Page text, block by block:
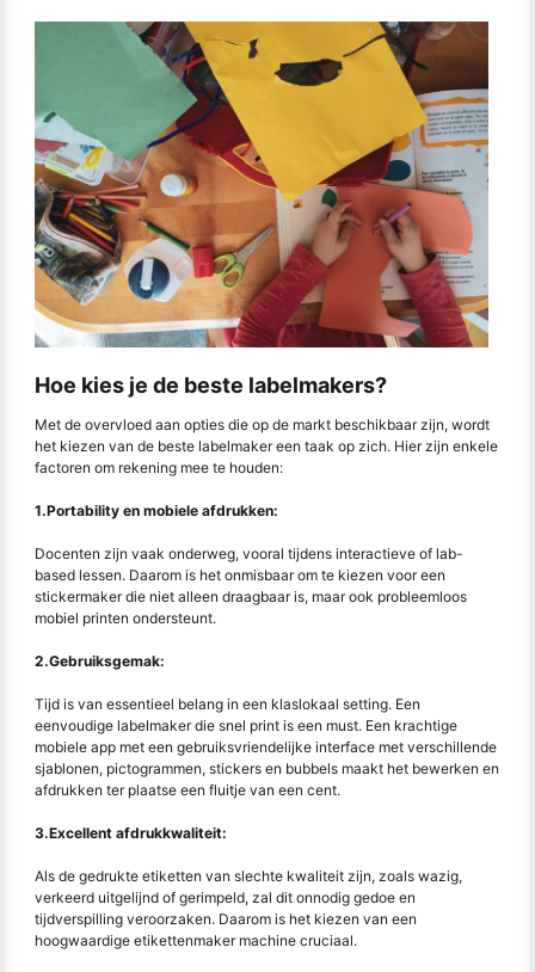
Hoe kies je de beste labelmakers?
Met de overvloed aan opties die op de markt beschikbaar zijn, wordt
het kiezen van de beste labelmaker een taak op zich. Hier zijn enkele
factoren om rekening mee te houden:
1.Portability en mobiele afdrukken:
Docenten zijn vaak onderweg, vooral tijdens interactieve of lab-
based lessen. Daarom is het onmisbaar om te kiezen voor een
stickermaker die niet alleen draagbaar is, maar ook probleemloos
mobiel printen ondersteunt.
2.Gebruiksgemak:
Tijd is van essentieel belang in een klaslokaal setting. Een
eenvoudige labelmaker die snel print is een must. Een krachtige
mobiele app met een gebruiksvriendelijke interface met verschillende
sjablonen, pictogrammen, stickers en bubbels maakt het bewerken en
afdrukken ter plaatse een fluitje van een cent.
3.Excellent afdrukkwaliteit:
Als de gedrukte etiketten van slechte kwaliteit zijn, zoals wazig,
verkeerd uitgelijnd of gerimpeld, zal dit onnodig gedoe en
tijdverspilling veroorzaken. Daarom is het kiezen van een
hoogwaardige etikettenmaker machine cruciaal.